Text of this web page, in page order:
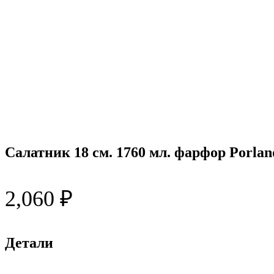
Салатник 18 см. 1760 мл. фарфор
2,060 ₽
Детали